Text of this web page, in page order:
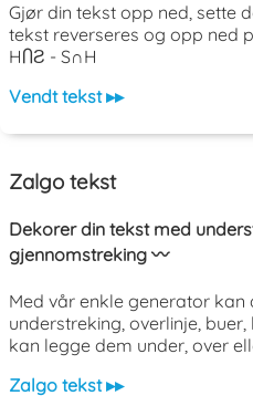
Gjør din tekst opp ned, sette
tekst reverseres og opp ned
HႶƧ - S∩H
Vendt tekst ▸▸
Zalgo tekst
Dekorer din tekst med
gjennomstreking 〰️
Med vår enkle generator
understreking, overlinje,
kan legge dem under, over
Zalgo tekst ▸▸